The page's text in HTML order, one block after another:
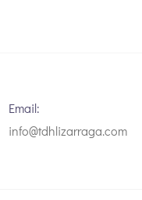
Email:
info@tdhlizarraga.com